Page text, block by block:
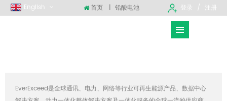
登录 注册
English 首页 | 铅酸电池
EverExceed是全球通讯、电力、网络等行业可再生能源产品、数据中心